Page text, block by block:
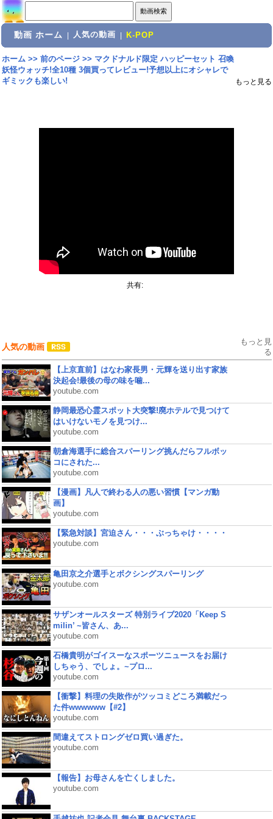
動画 ホーム 人気の動画 K-POP
ホーム>> 前のページ>> マクドナルド限定 ハッピーセット 召喚
妖怪ウォッチ!全10種 3個買ってレビュー!予想以上にオシャレで
ギミックも楽しい!
もっと見る
共有:
人気の動画
もっと見
る
【上京直前】はなわ家長男・元輝を送り出す家族
決起会!最後の母の味を噛...
youtube.com
静岡最恐心霊スポット大突撃!廃ホテルで見つけて
はいけないモノを見つけ...
youtube.com
朝倉海選手に総合スパーリング挑んだらフルボッ
コにされた...
youtube.com
【漫画】凡人で終わる人の悪い習慣【マンガ動
画】
youtube.com
【緊急対談】宮迫さん・・・ぶっちゃけ・・・・
youtube.com
亀田京之介選手とボクシングスパーリング
youtube.com
サザンオールスターズ 特別ライブ2020「Keep S
milin’ ~皆さん、あ...
youtube.com
石橋貴明がゴイスーなスポーツニュースをお届け
しちゃう、でしょ。~プロ...
youtube.com
【衝撃】料理の失敗作がツッコミどころ満載だっ
た件wwwwww【#2】
youtube.com
間違えてストロングゼロ買い過ぎた。
youtube.com
【報告】お母さんを亡くしました。
youtube.com